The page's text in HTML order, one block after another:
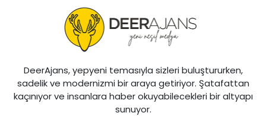
DeerAjans, yepyeni temasıyla sizleri buluştururken,
sadelik ve modernizmi bir araya getiriyor. Şatafattan
kaçınıyor ve insanlara haber okuyabilecekleri bir altyapı
sunuyor.